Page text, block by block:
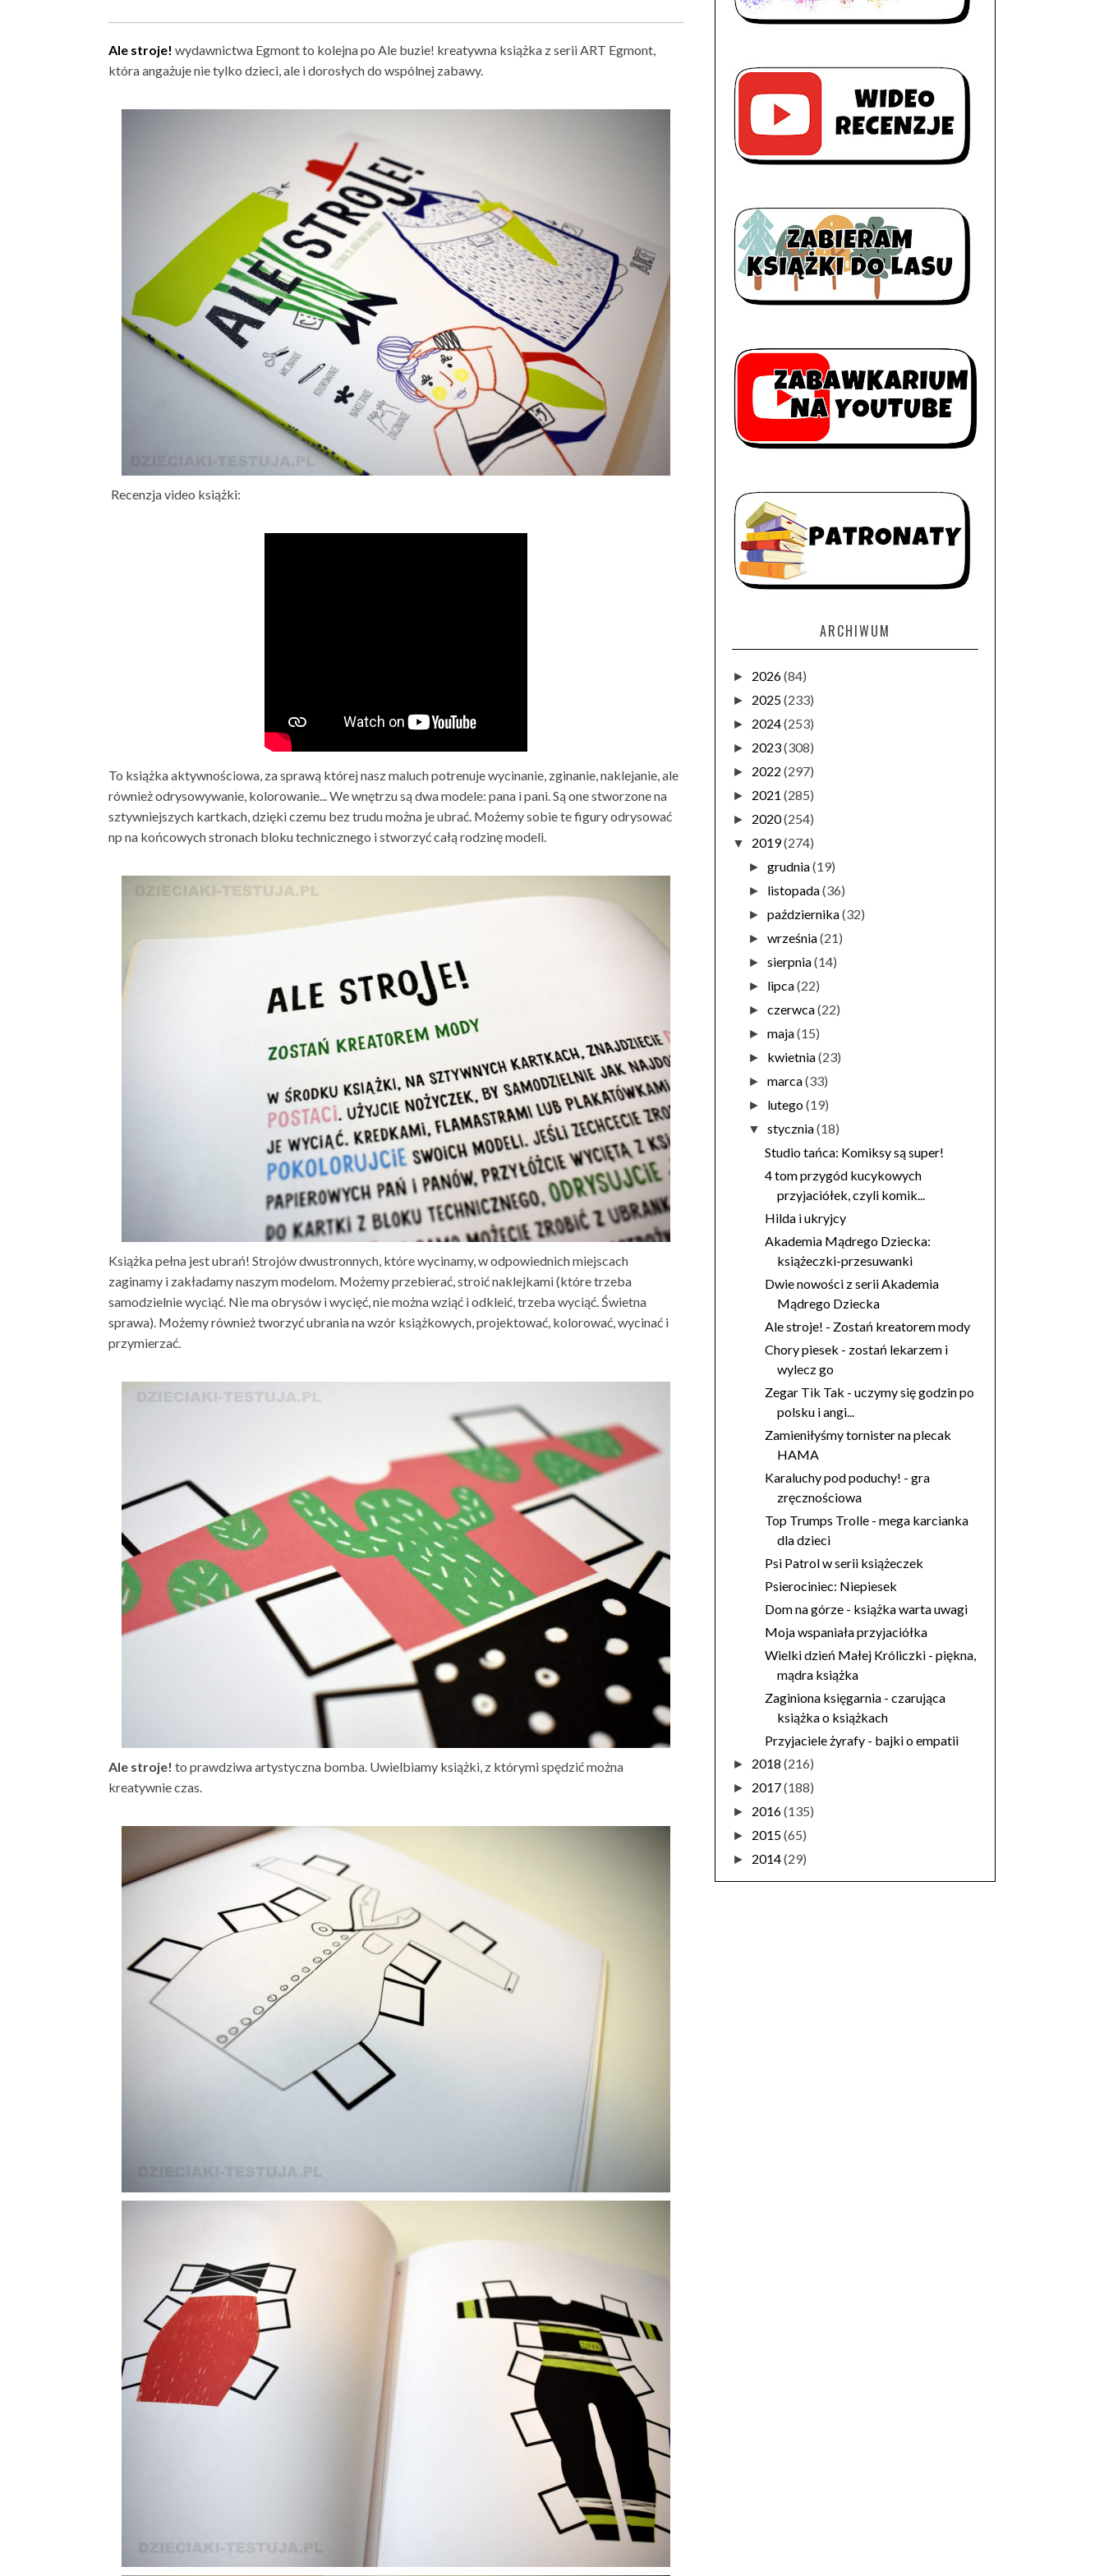
Ale stroje! wydawnictwa Egmont to kolejna po Ale buzie! kreatywna książka z serii ART Egmont,
która angażuje nie tylko dzieci, ale i dorosłych do wspólnej zabawy.
Recenzja video książki:
To książka aktywnościowa, za sprawą której nasz maluch potrenuje wycinanie, zginanie, naklejanie, ale
również odrysowywanie, kolorowanie... We wnętrzu są dwa modele: pana i pani. Są one stworzone na
sztywniejszych kartkach, dzięki czemu bez trudu można je ubrać. Możemy sobie te figury odrysować
np na końcowych stronach bloku technicznego i stworzyć całą rodzinę modeli.
Książka pełna jest ubrań! Strojów dwustronnych, które wycinamy, w odpowiednich miejscach
zaginamy i zakładamy naszym modelom. Możemy przebierać, stroić naklejkami (które trzeba
samodzielnie wyciąć. Nie ma obrysów i wycięć, nie można wziąć i odkleić, trzeba wyciąć. Świetna
sprawa). Możemy również tworzyć ubrania na wzór książkowych, projektować, kolorować, wycinać i
przymierzać.
Ale stroje! to prawdziwa artystyczna bomba. Uwielbiamy książki, z którymi spędzić można
kreatywnie czas.
ARCHIWUM
► 2026(84)
► 2025(233)
► 2024(253)
► 2023(308)
► 2022 (297)
► 2021 (285)
► 2020(254)
▼ 2019(274)
►grudnia(19)
► listopada(36)
►października(32)
►września(21)
►sierpnia(14)
► lipca(22)
►czerwca(22)
►maja(15)
► kwietnia(23)
►marca(33)
► lutego(19)
▼stycznia(18)
Studio tańca: Komiksy są super!
4 tom przygód kucykowych
przyjaciółek, czyli komik...
Hilda i ukryjcy
Akademia Mądrego Dziecka:
książeczki-przesuwanki
Dwie nowości z serii Akademia
Mądrego Dziecka
Ale stroje! - Zostań kreatorem mody
Chory piesek - zostań lekarzem i
wylecz go
Zegar Tik Tak - uczymy się godzin po
polsku i angi...
Zamieniłyśmy tornister na plecak
HAMA
Karaluchy pod poduchy! - gra
zręcznościowa
Top Trumps Trolle - mega karcianka
dla dzieci
Psi Patrol w serii książeczek
Psierociniec: Niepiesek
Dom na górze - książka warta uwagi
Moja wspaniała przyjaciółka
Wielki dzień Małej Króliczki - piękna,
mądra książka
Zaginiona księgarnia - czarująca
książka o książkach
Przyjaciele żyrafy - bajki o empatii
► 2018 (216)
► 2017(188)
► 2016(135)
► 2015(65)
► 2014(29)